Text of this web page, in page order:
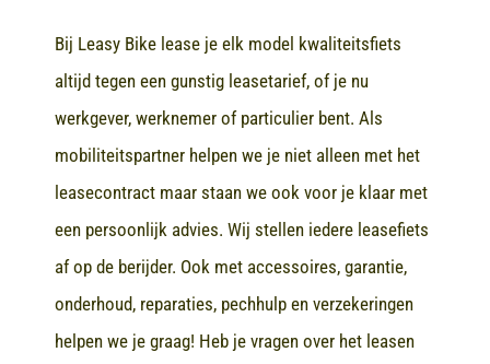
Bij Leasy Bike lease je elk model kwaliteitsfiets
altijd tegen een gunstig leasetarief, of je nu
werkgever, werknemer of particulier bent. Als
mobiliteitspartner helpen we je niet alleen met het
leasecontract maar staan we ook voor je klaar met
een persoonlijk advies. Wij stellen iedere leasefiets
af op de berijder. Ook met accessoires, garantie,
onderhoud, reparaties, pechhulp en verzekeringen
helpen we je graag! Heb je vragen over het leasen